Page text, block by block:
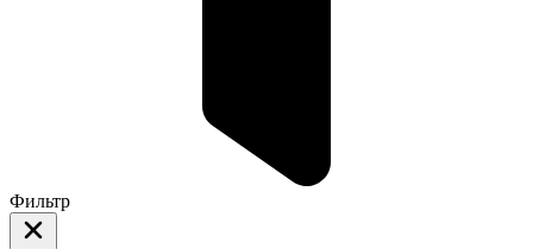
Фильтр